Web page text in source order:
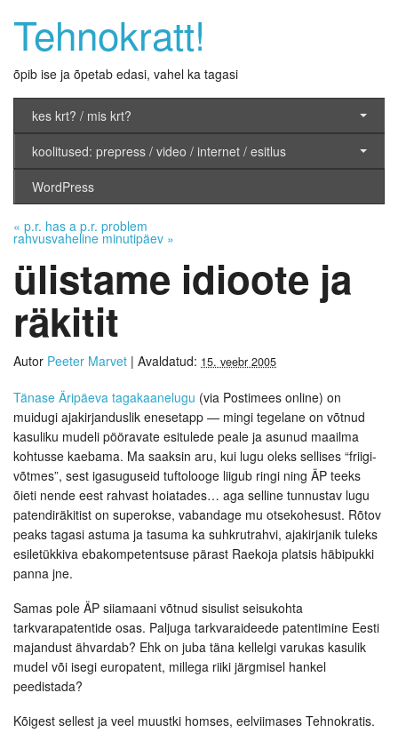
Tehnokratt!
õpib ise ja õpetab edasi, vahel ka tagasi
kes krt? / mis krt?
koolitused: prepress / video / internet / esitlus
WordPress
« p.r. has a p.r. problem
rahvusvaheline minutipäev »
ülistame idioote ja
räkitit
Autor Peeter Marvet | Avaldatud: 15. veebr 2005
Tänase Äripäeva tagakaanelugu (via Postimees online) on
muidugi ajakirjanduslik enesetapp — mingi tegelane on võtnud
kasuliku mudeli pööravate esitulede peale ja asunud maailma
kohtusse kaebama. Ma saaksin aru, kui lugu oleks sellises “friigi-
võtmes”, sest igasuguseid tuftolooge liigub ringi ning ÄP teeks
õieti nende eest rahvast hoiatades… aga selline tunnustav lugu
patendiräkitist on superokse, vabandage mu otsekohesust. Rõtov
peaks tagasi astuma ja tasuma ka suhkrutrahvi, ajakirjanik tuleks
esiletükkiva ebakompetentsuse pärast Raekoja platsis häbipukki
panna jne.
Samas pole ÄP siiamaani võtnud sisulist seisukohta
tarkvarapatentide osas. Paljuga tarkvaraideede patentimine Eesti
majandust ähvardab? Ehk on juba täna kellelgi varukas kasulik
mudel või isegi europatent, millega riiki järgmisel hankel
peedistada?
Kõigest sellest ja veel muustki homses, eelviimases Tehnokratis.